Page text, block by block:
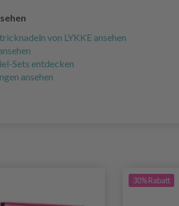
von LYKKE ansehen
Sets entdecken
ansehen
30%Rabatt